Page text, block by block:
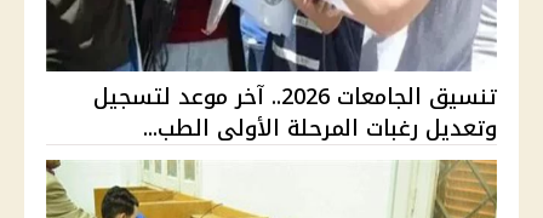
تنسيق الجامعات 2026.. آخر موعد لتسجيل
وتعديل رغبات المرحلة الأولى الطب...